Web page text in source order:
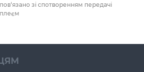
зі спотворенням передачі